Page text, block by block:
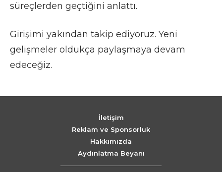
süreçlerden geçtiğini anlattı.
Girişimi yakından takip ediyoruz. Yeni
gelişmeler oldukça paylaşmaya devam
edeceğiz.
İletişim
Reklam ve Sponsorluk
Hakkımızda
Aydınlatma Beyanı